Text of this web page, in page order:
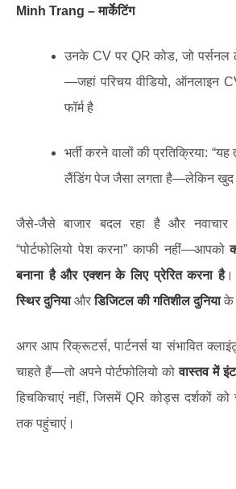
Minh Trang – मार्केटिंग
उनके CV पर QR कोड, जो पर्सनल
—जहां परिचय वीडियो, ऑनलाइन
फॉर्म है
भर्ती करने वालों की प्रतिक्रिया:
लैंडिंग पेज जैसा लगता है—लेकिन खुद
जैसे-जैसे बाजार बदल रहा है और
“पोर्टफोलियो पेश करना” काफी नहीं—आपको
बनाना है और एक्शन के लिए प्रेरित करना है।
स्थिर दुनियाऔरडिजिटल की गतिशील दुनियाके
अगर आप रिक्रूटर्स, पार्टनर्स या संभावित
चाहते हैं—तो अपने पोर्टफोलियो कोवास्तव में
हिचकिचाएं नहीं, जिसमें QR कोड्स दर्शकों
तक पहुंचाएं।